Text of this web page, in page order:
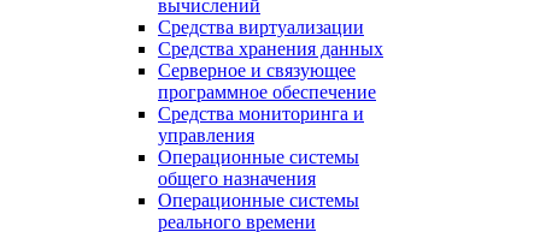
вычислений
Средства виртуализации
Средства хранения данных
Серверное и связующее
программное обеспечение
Средства мониторинга и
управления
Операционные системы
общего назначения
Операционные системы
реального времени